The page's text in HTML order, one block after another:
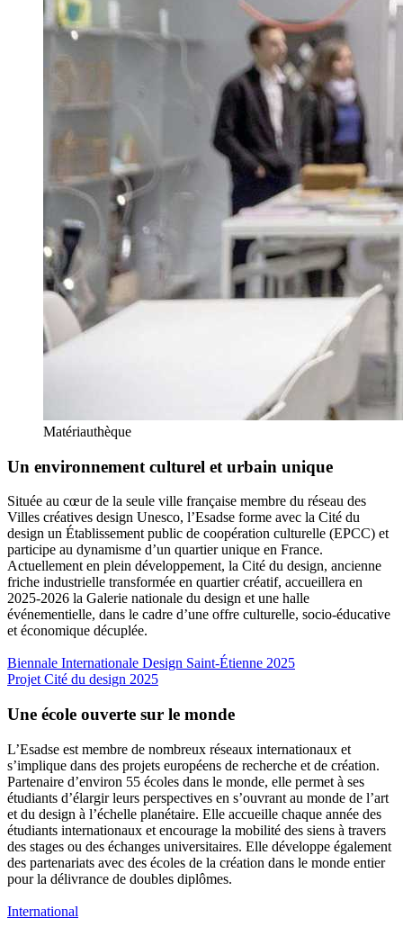
Matériauthèque
Un environnement culturel et urbain unique
Située au cœur de la seule ville française membre du réseau des
Villes créatives design Unesco, l’Esadse forme avec la Cité du
design un Établissement public de coopération culturelle (EPCC) et
participe au dynamisme d’un quartier unique en France.
Actuellement en plein développement, la Cité du design, ancienne
friche industrielle transformée en quartier créatif, accueillera en
2025-2026 la Galerie nationale du design et une halle
événementielle, dans le cadre d’une offre culturelle, socio-éducative
et économique décuplée.
Biennale Internationale Design Saint-Étienne 2025
Projet Cité du design 2025
Une école ouverte sur le monde
L’Esadse est membre de nombreux réseaux internationaux et
s’implique dans des projets européens de recherche et de création.
Partenaire d’environ 55 écoles dans le monde, elle permet à ses
étudiants d’élargir leurs perspectives en s’ouvrant au monde de l’art
et du design à l’échelle planétaire. Elle accueille chaque année des
étudiants internationaux et encourage la mobilité des siens à travers
des stages ou des échanges universitaires. Elle développe également
des partenariats avec des écoles de la création dans le monde entier
pour la délivrance de doubles diplômes.
International